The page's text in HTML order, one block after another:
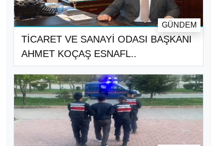
TİCARET VE SANAYİ ODASI BAŞKANI
AHMET KOÇAŞ ESNAFL..
GÜNDEM